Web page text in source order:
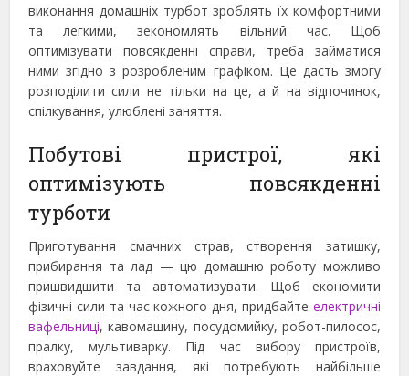
виконання домашніх турбот зроблять їх комфортними
та легкими, зекономлять вільний час. Щоб
оптимізувати повсякденні справи, треба займатися
ними згідно з розробленим графіком. Це дасть змогу
розподілити сили не тільки на це, а й на відпочинок,
спілкування, улюблені заняття.
Побутові пристрої, які
оптимізують повсякденні
турботи
Приготування смачних страв, створення затишку,
прибирання та лад — цю домашню роботу можливо
пришвидшити та автоматизувати. Щоб економити
фізичні сили та час кожного дня, придбайте електричні
вафельниці, кавомашину, посудомийку, робот-пилосос,
пралку, мультиварку. Під час вибору пристроїв,
враховуйте завдання, які потребують найбільше